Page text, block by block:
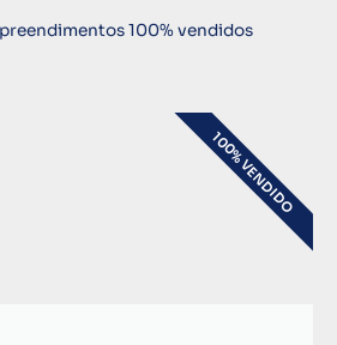
100% vendidos
100% VENDIDO